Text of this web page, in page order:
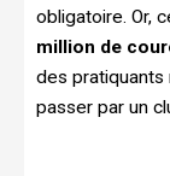
obligatoire. Or,
million de
des pratiquants
passer par un